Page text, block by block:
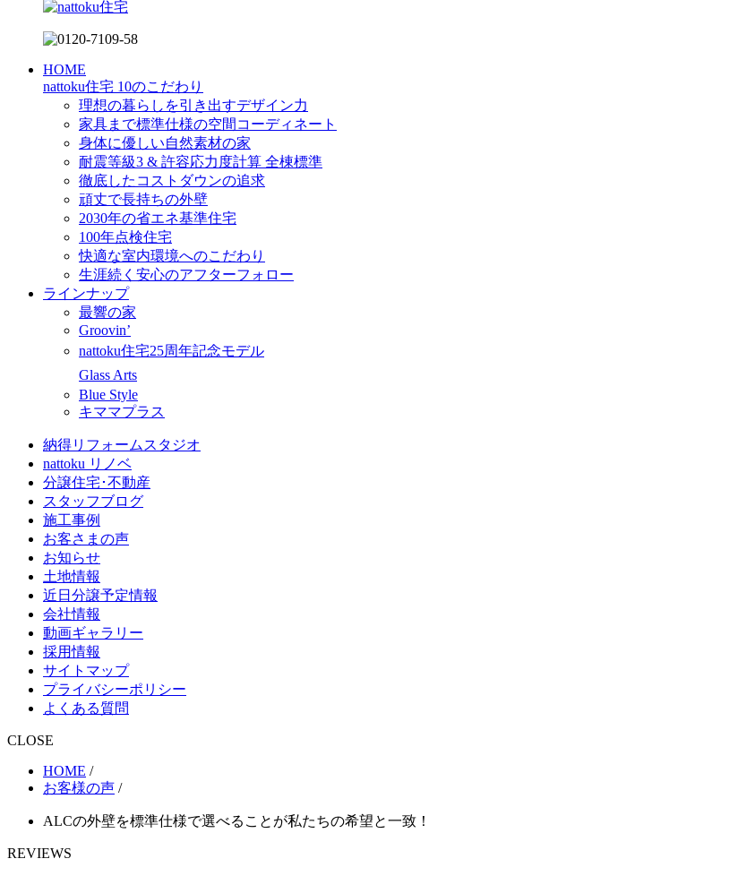
HOME
nattoku住宅 10のこだわり
理想の暮らしを引き出すデザイン力
家具まで標準仕様の空間コーディネート
身体に優しい自然素材の家
耐震等級3 & 許容応力度計算 全棟標準
徹底したコストダウンの追求
頑丈で長持ちの外壁
2030年の省エネ基準住宅
100年点検住宅
快適な室内環境へのこだわり
生涯続く安心のアフターフォロー
ラインナップ
最響の家
Groovin’
nattoku住宅25周年記念モデル
Glass Arts
Blue Style
キママプラス
納得リフォームスタジオ
nattoku リノベ
分譲住宅･不動産
スタッフブログ
施工事例
お客さまの声
お知らせ
土地情報
近日分譲予定情報
会社情報
動画ギャラリー
採用情報
サイトマップ
プライバシーポリシー
よくある質問
CLOSE
HOME /
お客様の声 /
ALCの外壁を標準仕様で選べることが私たちの希望と一致！
REVIEWS